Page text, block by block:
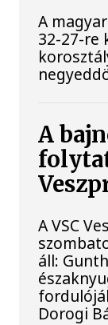
A
32-27-re
A
A VSC
áll:
Dorogi